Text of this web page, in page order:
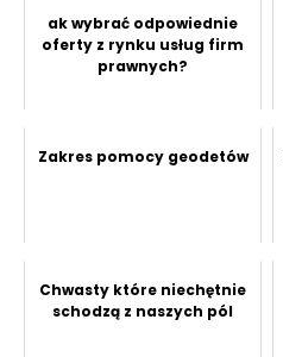
ak wybrać odpowiednie
oferty z rynku usług firm
prawnych?
Zakres pomocy geodetów
Chwasty które niechętnie
schodzą z naszych pól